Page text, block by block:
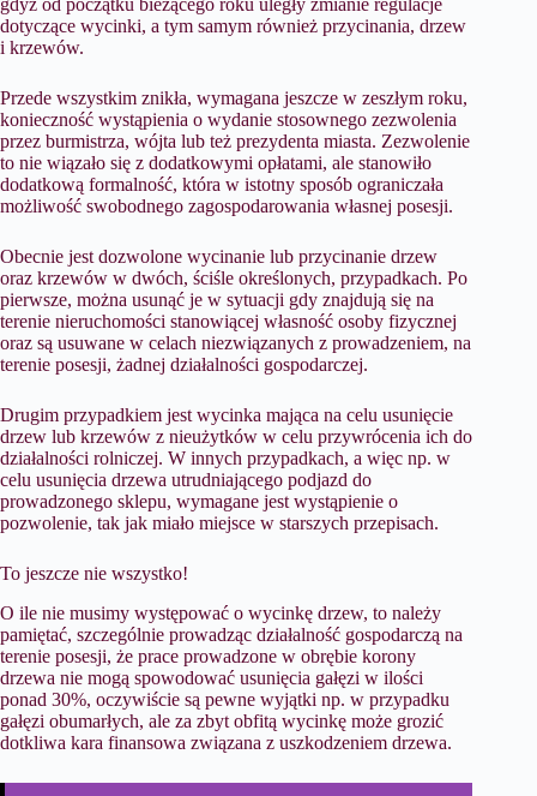
dotyczące wycinki, a tym samym również przycinania, drzew
i krzewów.
Przede wszystkim znikła, wymagana jeszcze w zeszłym roku,
konieczność wystąpienia o wydanie stosownego zezwolenia
przez burmistrza, wójta lub też prezydenta miasta. Zezwolenie
to nie wiązało się z dodatkowymi opłatami, ale stanowiło
dodatkową formalność, która w istotny sposób ograniczała
możliwość swobodnego zagospodarowania własnej posesji.
Obecnie jest dozwolone wycinanie lub przycinanie drzew
oraz krzewów w dwóch, ściśle określonych, przypadkach. Po
pierwsze, można usunąć je w sytuacji gdy znajdują się na
terenie nieruchomości stanowiącej własność osoby fizycznej
oraz są usuwane w celach niezwiązanych z prowadzeniem, na
terenie posesji, żadnej działalności gospodarczej.
Drugim przypadkiem jest wycinka mająca na celu usunięcie
drzew lub krzewów z nieużytków w celu przywrócenia ich do
działalności rolniczej. W innych przypadkach, a więc np. w
celu usunięcia drzewa utrudniającego podjazd do
prowadzonego sklepu, wymagane jest wystąpienie o
pozwolenie, tak jak miało miejsce w starszych przepisach.
To jeszcze nie wszystko!
O ile nie musimy występować o wycinkę drzew, to należy
pamiętać, szczególnie prowadząc działalność gospodarczą na
terenie posesji, że prace prowadzone w obrębie korony
drzewa nie mogą spowodować usunięcia gałęzi w ilości
ponad 30%, oczywiście są pewne wyjątki np. w przypadku
gałęzi obumarłych, ale za zbyt obfitą wycinkę może grozić
dotkliwa kara finansowa związana z uszkodzeniem drzewa.